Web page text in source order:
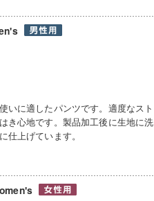
いに適したパンツです。適度なスト
き心地です。製品加工後に生地に洗
仕上げています。